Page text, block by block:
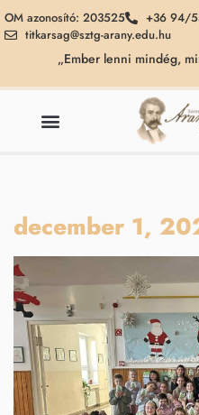
OM azonosító: 203525 +36 94/
titkarsag@sztg-arany.edu.hu
„Ember lenni mindég,
december 1,